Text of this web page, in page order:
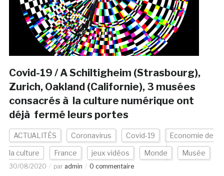
Covid-19 / A Schiltigheim (Strasbourg),
Zurich, Oakland (Californie), 3 musées
consacrés à la culture numérique ont
déjà fermé leurs portes
ACTUALITÉS Coronavirus Covid-19 Economie de
la culture France jeux vidéos Monde Musée
30/08/2020 par admin 0 commentaire